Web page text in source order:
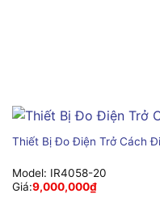
Thiết Bị Đo Điện Trở Cách
Model: IR4058-20
Giá:9,000,000₫